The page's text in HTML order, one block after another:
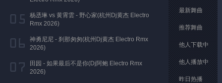
杨丞琳 vs 黄霄雲 - 野心家(杭州Dj黄杰 Electro
Rmx 2026)
神勇尼尼 - 刹那匆匆(杭州Dj黄杰 Electro Rmx
2026)
田园 - 如果最后不是你(Dj阿鲍 Electro Rmx
2026)
最新舞曲
推荐舞曲
他人下载中
他人播放中
昨日热播